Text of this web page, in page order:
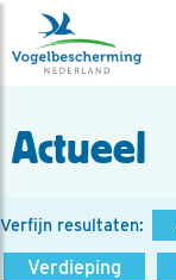
Actueel
Verfijn resultaten:
Verdieping